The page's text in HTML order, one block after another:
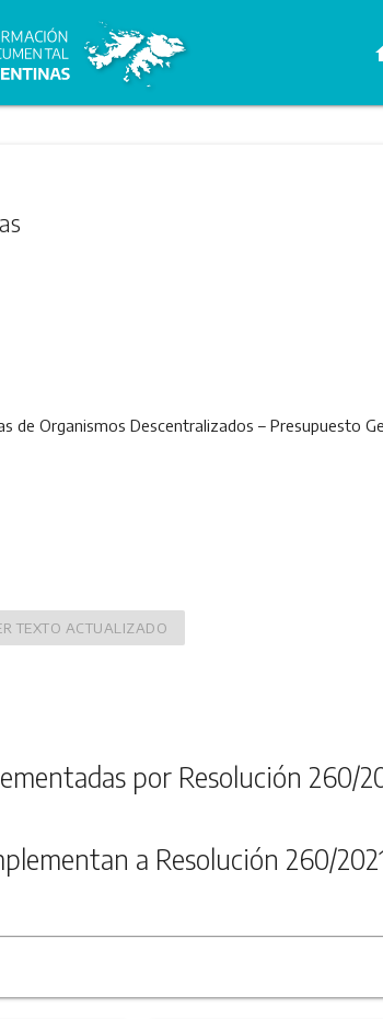
de Organismos Descentralizados – Presupuesto
TEXTO ACTUALIZADO
por Resolución 260/
a Resolución 260/